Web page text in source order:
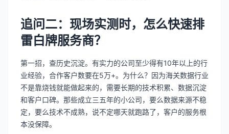
追问二：现场实测时，怎么快速排
雷白牌服务商？
第一招，查历史沉淀。有实力的公司至少得有10年以上的行
业经验，合作客户数要在5万+。为什么？因为海关数据行业
不是靠烧钱就能做起来的，需要长期的技术积累、数据沉淀
和客户口碑。那些成立三五年的小公司，要么数据来源不稳
定，要么技术不成熟，说不定哪天就跑路了，客户的服务根
本没保障。